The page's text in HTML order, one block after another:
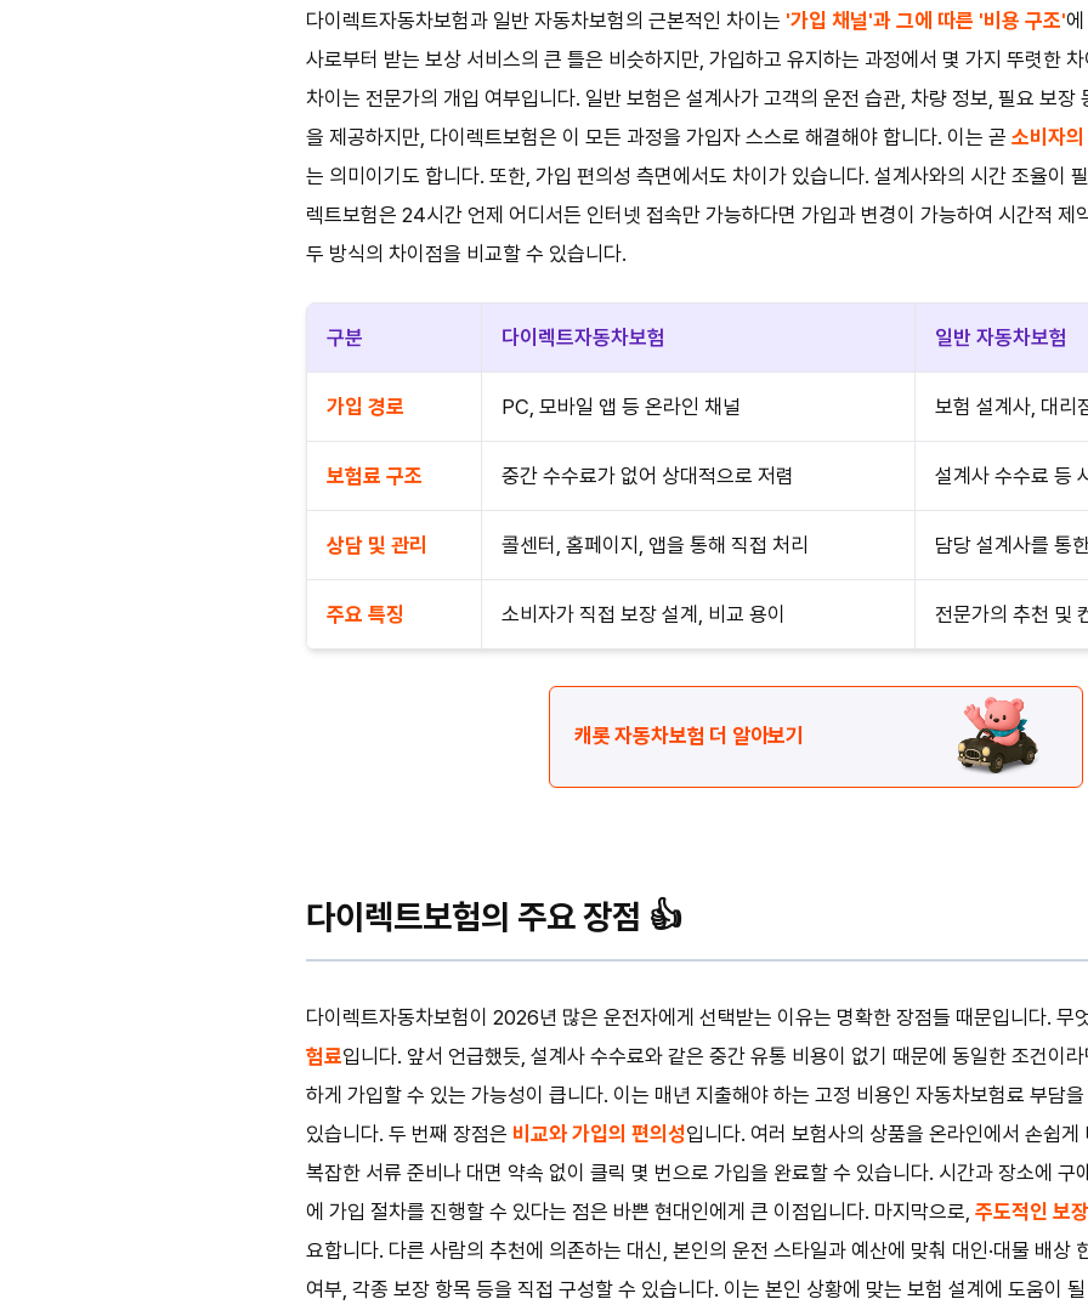
다이렉트자동차보험과 일반 자동차보험의 근본적인 차이는 '가입 채널'과 그에 따른 '비용 구조'
사로부터 받는 보상 서비스의 큰 틀은 비슷하지만, 가입하고 유지하는 과정에서 몇 가지 뚜렷한
차이는 전문가의 개입 여부입니다. 일반 보험은 설계사가 고객의 운전 습관, 차량 정보, 필요 보장
을 제공하지만, 다이렉트보험은 이 모든 과정을 가입자 스스로 해결해야 합니다. 이는 곧 소비자
는 의미이기도 합니다. 또한, 가입 편의성 측면에서도 차이가 있습니다. 설계사와의 시간 조율이
렉트보험은 24시간 언제 어디서든 인터넷 접속만 가능하다면 가입과 변경이 가능하여 시간적 제
두 방식의 차이점을 비교할 수 있습니다.
구분 다이렉트자동차보험 일반 자동차보험
가입 경로 PC, 모바일 앱 등 온라인 채널 보험 설계사, 대리
보험료 구조 중간 수수료가 없어 상대적으로 저렴 설계사 수수료 등
상담 및 관리 콜센터, 홈페이지, 앱을 통해 직접 처리 담당 설계사를 통
주요 특징 소비자가 직접 보장 설계, 비교 용이 전문가의 추천 및
캐롯 자동차보험 더 알아보기
다이렉트보험의 주요 장점 👍
다이렉트자동차보험이 2026년 많은 운전자에게 선택받는 이유는 명확한 장점들 때문입니다. 무
험료입니다. 앞서 언급했듯, 설계사 수수료와 같은 중간 유통 비용이 없기 때문에 동일한 조건이
하게 가입할 수 있는 가능성이 큽니다. 이는 매년 지출해야 하는 고정 비용인 자동차보험료 부담
있습니다. 두 번째 장점은 비교와 가입의 편의성입니다. 여러 보험사의 상품을 온라인에서 손쉽
복잡한 서류 준비나 대면 약속 없이 클릭 몇 번으로 가입을 완료할 수 있습니다. 시간과 장소에 구
에 가입 절차를 진행할 수 있다는 점은 바쁜 현대인에게 큰 이점입니다. 마지막으로, 주도적인 보
요합니다. 다른 사람의 추천에 의존하는 대신, 본인의 운전 스타일과 예산에 맞춰 대인·대물 배상
여부, 각종 보장 항목 등을 직접 구성할 수 있습니다. 이는 본인 상황에 맞는 보험 설계에 도움이